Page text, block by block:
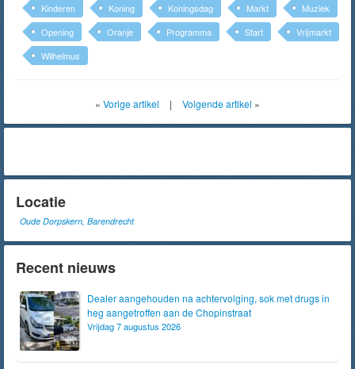
Kinderen
Koning Koningsdag Markt
Muziek
Opening
Oranje Programma Start
Vrijmarkt
Wilhelmus
« Vorige artikel | Volgende artikel »
Locatie
Oude Dorpskern, Barendrecht
Recent nieuws
Dealer aangehouden na achtervolging, sok met drugs in
heg aangetroffen aan de Chopinstraat
Vrijdag 7 augustus 2026